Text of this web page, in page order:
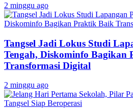
2 minggu ago
Tangsel Jadi Lokus Studi
Tengah, Diskominfo Bagikan
Transformasi Digital
2 minggu ago